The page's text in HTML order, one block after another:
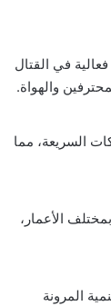
في القتال
والهواة.
السريعة، مما
الأعمار،
المرونة